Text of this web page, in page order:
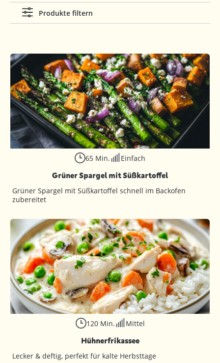
Produkte filtern
65 Min. Einfach
Grüner Spargel mit Süßkartoffel
Grüner Spargel mit Süßkartoffel schnell im Backofen
zubereitet
120 Min. Mittel
Hühnerfrikassee
Lecker & deftig, perfekt für kalte Herbsttage